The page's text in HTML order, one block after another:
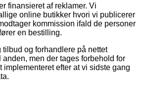
finansieret af reklamer. Vi
online butikker hvori vi publicerer
kommission ifald de personer
en bestilling.
og forhandlere på nettet
anden, men der tages forbehold for
implementeret efter at vi sidste gang